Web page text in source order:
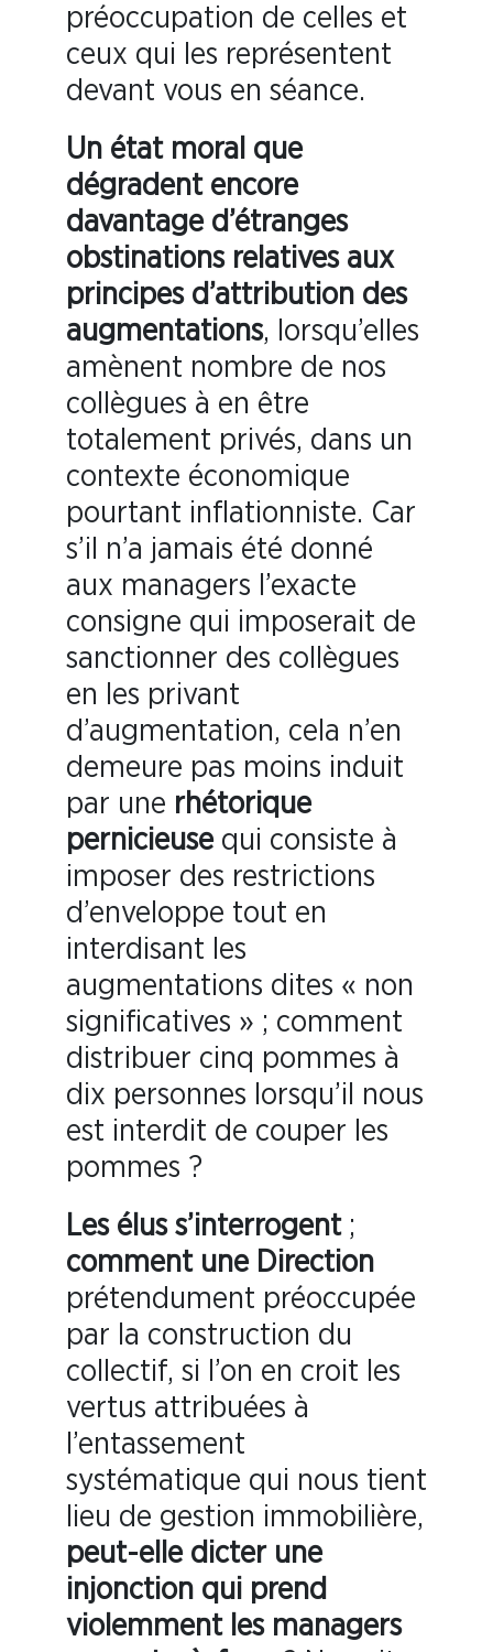
préoccupation de celles et
ceux qui les représentent
devant vous en séance.
Un état moral que
dégradent encore
davantage d’étranges
obstinations relatives aux
principes d’attribution des
augmentations, lorsqu’elles
amènent nombre de nos
collègues à en être
totalement privés, dans un
contexte économique
pourtant inflationniste. Car
s’il n’a jamais été donné
aux managers l’exacte
consigne qui imposerait de
sanctionner des collègues
en les privant
d’augmentation, cela n’en
demeure pas moins induit
par une rhétorique
pernicieusequi consiste à
imposer des restrictions
d’enveloppe tout en
interdisant les
augmentations dites « non
significatives » ; comment
distribuer cinq pommes à
dix personnes lorsqu’il nous
est interdit de couper les
pommes ?
Les élus s’interrogent;
comment une Direction
prétendument préoccupée
par la construction du
collectif, si l’on en croit les
vertus attribuées à
l’entassement
systématique qui nous tient
lieu de gestion immobilière,
peut-elle dicter une
injonction qui prend
violemment les managers